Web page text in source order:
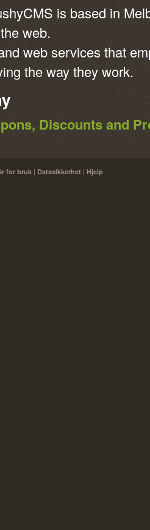
is based in
web.
web services that
the way they work.
Discounts and
for bruk | Datasikkerhet | Hjelp